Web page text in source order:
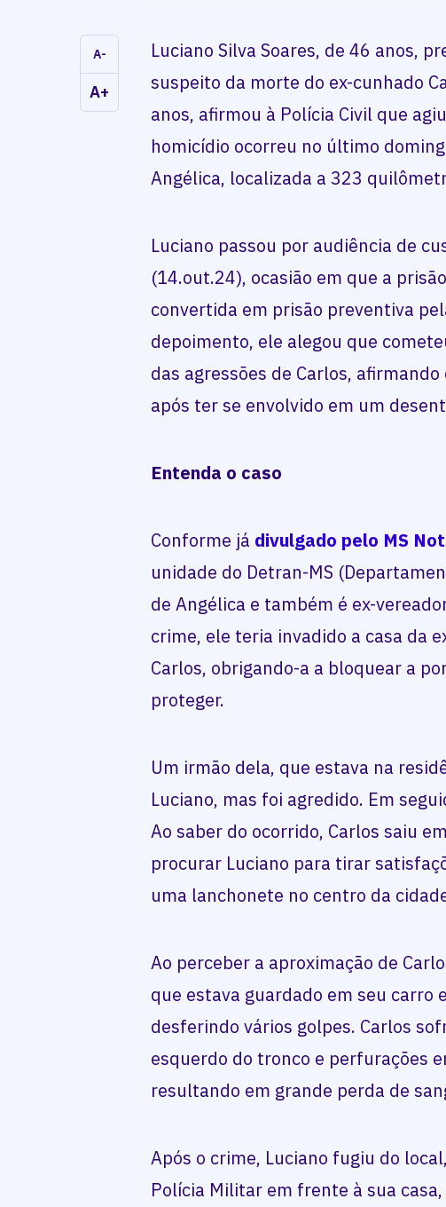
A-
A+
Luciano Silva Soares, de 46 anos,
suspeito da morte do ex-cunhado
anos, afirmou à Polícia Civil que
homicídio ocorreu no último
Angélica, localizada a 323
Luciano passou por audiência de
(14.out.24), ocasião em que a
convertida em prisão preventiva
depoimento, ele alegou que
das agressões de Carlos,
após ter se envolvido em um
Entenda o caso
Conforme já divulgado pelo MS
unidade do Detran-MS
de Angélica e também é ex-
crime, ele teria invadido a casa da
Carlos, obrigando-a a bloquear a
proteger.
Um irmão dela, que estava na
Luciano, mas foi agredido. Em
Ao saber do ocorrido, Carlos saiu
procurar Luciano para tirar
uma lanchonete no centro da
Ao perceber a aproximação de
que estava guardado em seu carro
desferindo vários golpes. Carlos
esquerdo do tronco e perfurações
resultando em grande perda de
Após o crime, Luciano fugiu do
Polícia Militar em frente à sua